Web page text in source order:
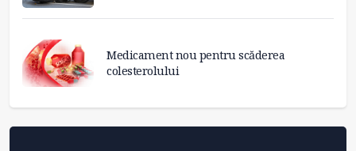
Medicament nou pentru scăderea
colesterolului